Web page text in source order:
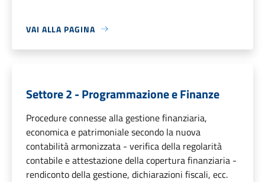
VAI ALLA PAGINA
Settore 2 - Programmazione e Finanze
Procedure connesse alla gestione finanziaria,
economica e patrimoniale secondo la nuova
contabilità armonizzata - verifica della regolarità
contabile e attestazione della copertura finanziaria -
rendiconto della gestione, dichiarazioni fiscali, ecc.